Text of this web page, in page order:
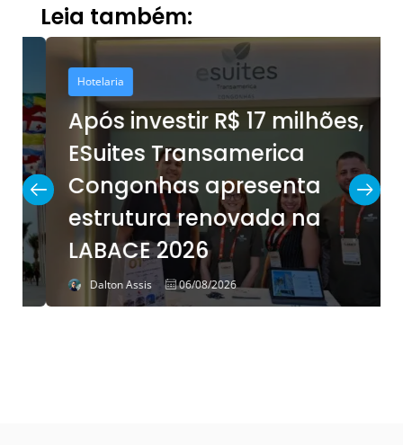
Leia também:
Hotelaria
Após investir R$ 17 milhões,
ESuites Transamerica
Congonhas apresenta
estrutura renovada na
LABACE 2026
Dalton Assis 06/08/2026